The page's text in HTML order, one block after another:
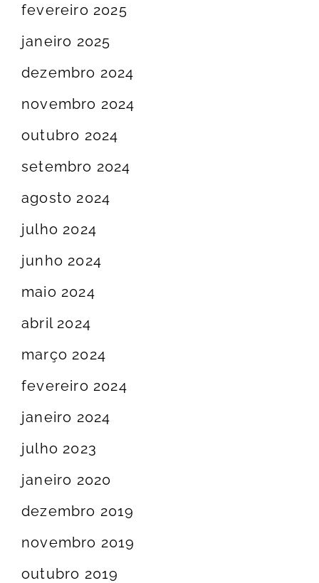
fevereiro 2025
janeiro 2025
dezembro 2024
novembro 2024
outubro 2024
setembro 2024
agosto 2024
julho 2024
junho 2024
maio 2024
abril 2024
março 2024
fevereiro 2024
janeiro 2024
julho 2023
janeiro 2020
dezembro 2019
novembro 2019
outubro 2019